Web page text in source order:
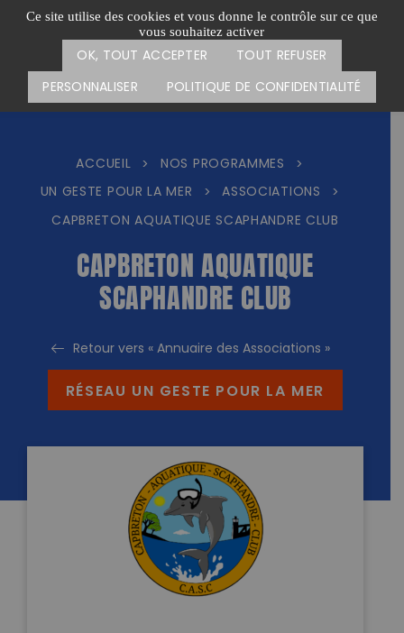
Ce site utilise des cookies et vous donne le contrôle sur ce que
vous souhaitez activer
OK, TOUT ACCEPTER
TOUT REFUSER
PERSONNALISER
POLITIQUE DE CONFIDENTIALITÉ
Passer
Menu
CARTE DES ACTIONS FAIRE UN DON
ACCUEIL > NOS PROGRAMMES
>
UN GESTE POUR LA MER
> ASSOCIATIONS
>
CAPBRETON AQUATIQUE SCAPHANDRE CLUB
CAPBRETON AQUATIQUE
SCAPHANDRE CLUB
Retour vers « Annuaire des Associations »
RÉSEAU UN GESTE POUR LA MER